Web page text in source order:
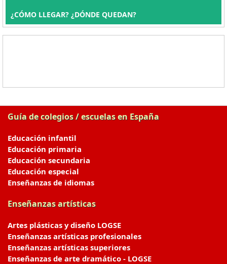
¿CÓMO LLEGAR? ¿DÓNDE QUEDAN?
Guía de colegios / escuelas en España
Educación infantil
Educación primaria
Educación secundaria
Educación especial
Enseñanzas de idiomas
Enseñanzas artísticas
Artes plásticas y diseño LOGSE
Enseñanzas artísticas profesionales
Enseñanzas artísticas superiores
Enseñanzas de arte dramático - LOGSE